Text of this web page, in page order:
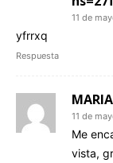
11 de
yfrrxq
Respuesta
11 de
Me
vista,